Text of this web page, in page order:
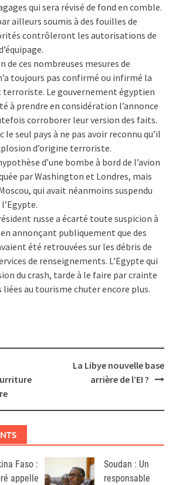
qui sera révisé de fond en comble.
ailleurs soumis à des fouilles de
contrôleront les autorisations de
de ces nombreuses mesures de
toujours pas confirmé ou infirmé la
terroriste. Le gouvernement égyptien
à prendre en considération l’annonce
corroborer leur version des faits.
le seul pays à ne pas avoir reconnu qu’il
d’origine terroriste.
d’une bombe à bord de l’avion
par Washington et Londres, mais
qui avait néanmoins suspendu
russe a écarté toute suspicion à
annonçant publiquement que des
été retrouvées sur les débris de
de renseignements. L’Egypte qui
du crash, tarde à le faire par crainte
liées au tourisme chuter encore plus.
La Libye nouvelle base
arrière de l’EI ?
Faso :
appelle
Soudan : Un
responsable